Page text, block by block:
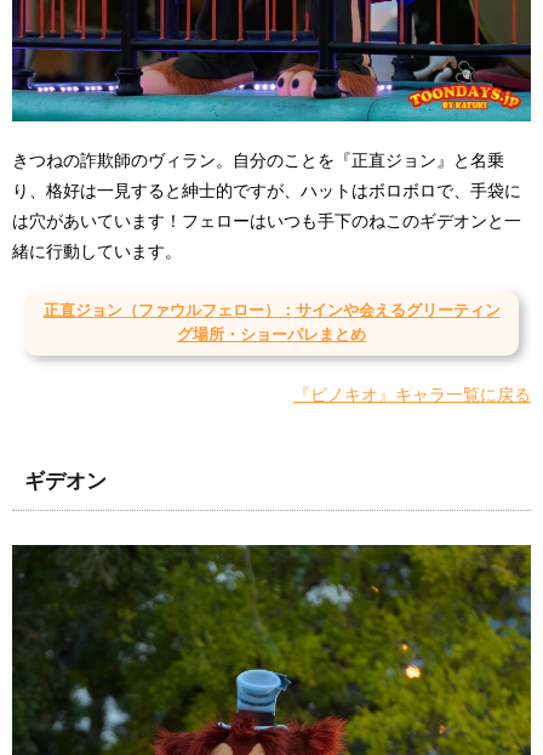
きつねの詐欺師のヴィラン。自分のことを『正直ジョン』と名乗
り、格好は一見すると紳士的ですが、ハットはボロボロで、手袋に
は穴があいています！フェローはいつも手下のねこのギデオンと一
緒に行動しています。
正直ジョン（ファウルフェロー）：サインや会えるグリーティン
グ場所・ショーパレまとめ
『ピノキオ』キャラ一覧に戻る
ギデオン